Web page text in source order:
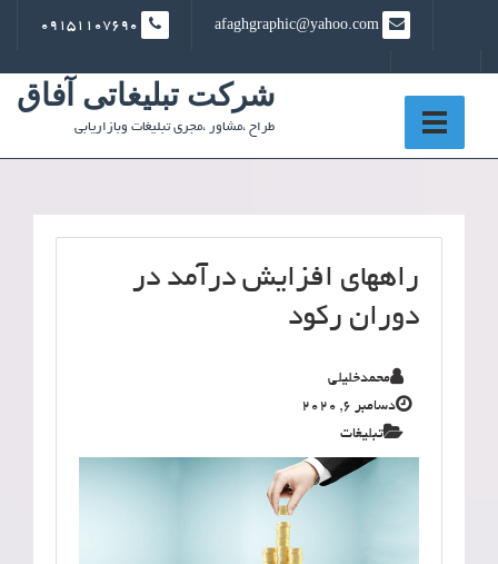
content
شرکت تبلیغاتی آفاق
طراح ،مشاور ،مجری تبلیغات وبازاریابی
راههای افزایش درآمد در
دوران رکود
محمدخلیلی
دسامبر 6, 2020
تبلیغات